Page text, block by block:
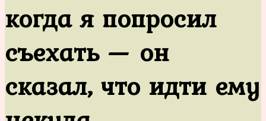
когда я попросил
съехать — он
сказал, что идти ему